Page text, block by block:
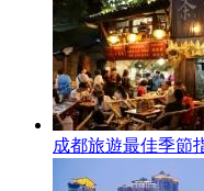
成都旅遊最佳季節